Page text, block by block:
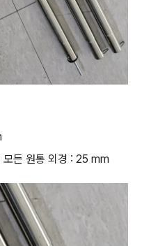
든 원통 외경 : 25 mm